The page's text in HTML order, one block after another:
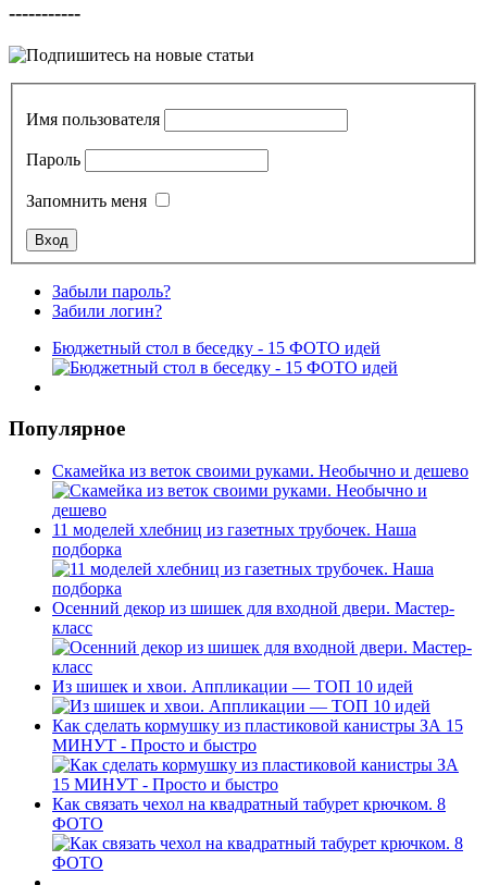
-----------
Имя пользователя
Пароль
Запомнить меня
Забыли пароль?
Забили логин?
Бюджетный стол в беседку - 15 ФОТО идей
Популярное
Скамейка из веток своими руками. Необычно и дешево
11 моделей хлебниц из газетных трубочек. Наша
подборка
Осенний декор из шишек для входной двери. Мастер-
класс
Из шишек и хвои. Аппликации — ТОП 10 идей
Как сделать кормушку из пластиковой канистры ЗА 15
МИНУТ - Просто и быстро
Как связать чехол на квадратный табурет крючком. 8
ФОТО